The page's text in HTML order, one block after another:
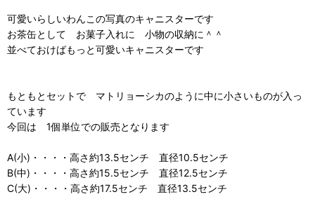
可愛いらしいわんこの写真のキャニスターです
お茶缶として お菓子入れに 小物の収納に＾＾
並べておけばもっと可愛いキャニスターです
もともとセットで マトリョーシカのように中に小さいものが入っ
ています
今回は 1個単位での販売となります
A(小)・・・・高さ約13.5センチ 直径10.5センチ
B(中)・・・・高さ約15.5センチ 直径12.5センチ
C(大)・・・・高さ約17.5センチ 直径13.5センチ